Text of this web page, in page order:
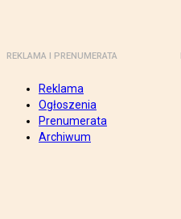
REKLAMA I PRENUMERATA
Reklama
Ogłoszenia
Prenumerata
Archiwum